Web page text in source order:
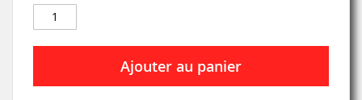
Ajouter au panier